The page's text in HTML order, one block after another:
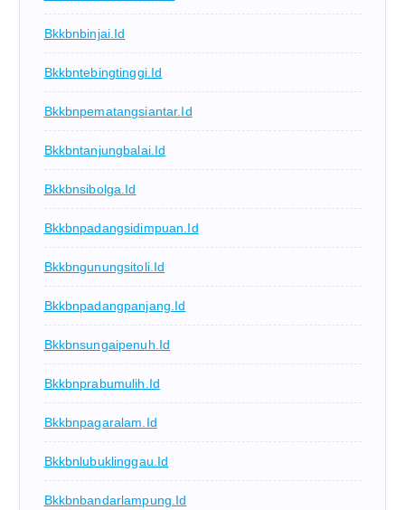
Bkkbnbinjai.id
Bkkbntebingtinggi.id
Bkkbnpematangsiantar.id
Bkkbntanjungbalai.id
Bkkbnsibolga.id
Bkkbnpadangsidimpuan.id
Bkkbngunungsitoli.id
Bkkbnpadangpanjang.id
Bkkbnsungaipenuh.id
Bkkbnprabumulih.id
Bkkbnpagaralam.id
Bkkbnlubuklinggau.id
Bkkbnbandarlampung.id